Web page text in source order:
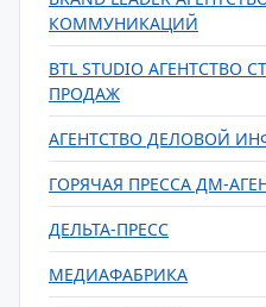
КОММУНИКАЦИЙ
BTL STUDIO АГЕНТСТВО
ПРОДАЖ
АГЕНТСТВО ДЕЛОВОЙ
ГОРЯЧАЯ ПРЕССА ДМ-
ДЕЛЬТА-ПРЕСС
МЕДИАФАБРИКА